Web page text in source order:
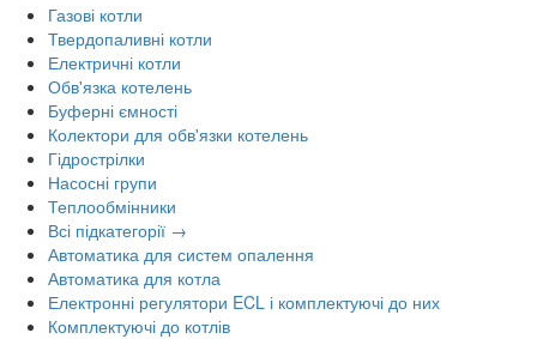
Газові котли
Твердопаливні котли
Електричні котли
Обв'язка котелень
Буферні ємності
Колектори для обв'язки котелень
Гідрострілки
Насосні групи
Теплообмінники
Всі підкатегорії →
Автоматика для систем опалення
Автоматика для котла
Електронні регулятори ECL і комплектуючі до них
Комплектуючі до котлів